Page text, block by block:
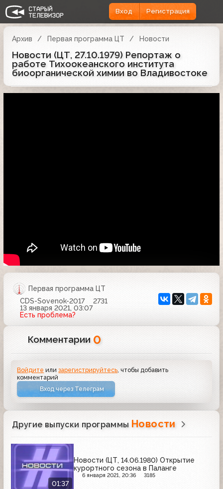
Вход Регистрация
Архив Первая программа ЦТ Новости
Новости (ЦТ, 27.10.1979) Репортаж о
работе Тихоокеанского института
биоорганической химии во Владивостоке
Первая программа ЦТ
CDS-Sovenok-2017
2731
13 января 2021, 03:07
Есть проблема?
Комментарии 0
Войдите илизарегистрируйтесь , чтобы добавить
комментарий
Вход через Телеграм
Другие выпуски программы Новости
01:37
Новости (ЦТ, 14.06.1980) Открытие
курортного сезона в Паланге
6 января 2021, 20:36 3185